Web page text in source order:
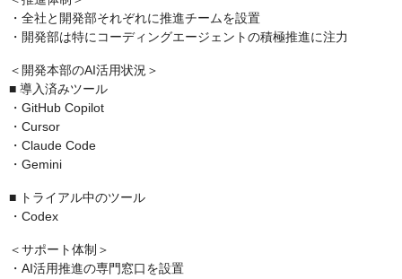
・全社と開発部それぞれに推進チームを設置
・開発部は特にコーディングエージェントの積極推進に注力
＜開発本部のAI活用状況＞
■ 導入済みツール
・GitHub Copilot
・Cursor
・Claude Code
・Gemini
■ トライアル中のツール
・Codex
＜サポート体制＞
・AI活用推進の専門窓口を設置